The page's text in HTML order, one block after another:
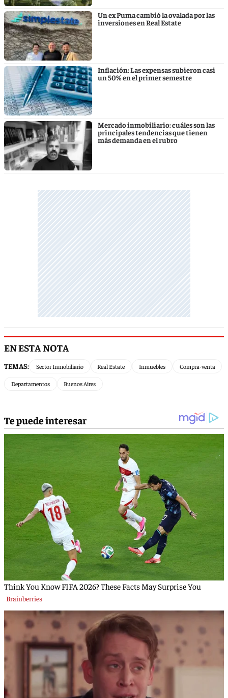
Un ex Puma cambió la ovalada por las
inversiones en Real Estate
Inflación: Las expensas subieron casi
un 50% en el primer semestre
Mercado inmobiliario: cuáles son las
principales tendencias que tienen
más demanda en el rubro
EN ESTA NOTA
TEMAS: Sector Inmobiliario Real Estate Inmuebles Compra-venta
Departamentos Buenos Aires